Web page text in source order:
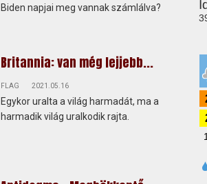
Biden napjai meg vannak számlálva?
Britannia: van még lejjebb...
FLAG 2021.05.16
Egykor uralta a világ harmadát, ma a
harmadik világ uralkodik rajta.